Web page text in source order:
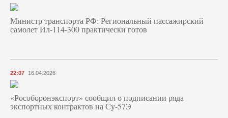
Министр транспорта РФ: Региональный пассажирский
самолет Ил-114-300 практически готов
22:07 16.04.2026
«Рособоронэкспорт» сообщил о подписании ряда
экспортных контрактов на Су-57Э